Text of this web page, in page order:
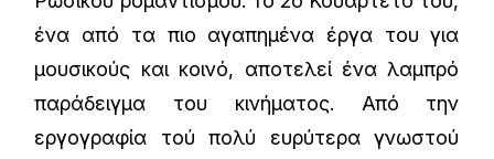
ένα από τα πιο αγαπημένα έργα του για
μουσικούς και κοινό, αποτελεί ένα λαμπρό
παράδειγμα του κινήματος. Από την
εργογραφία τού πολύ ευρύτερα γνωστού